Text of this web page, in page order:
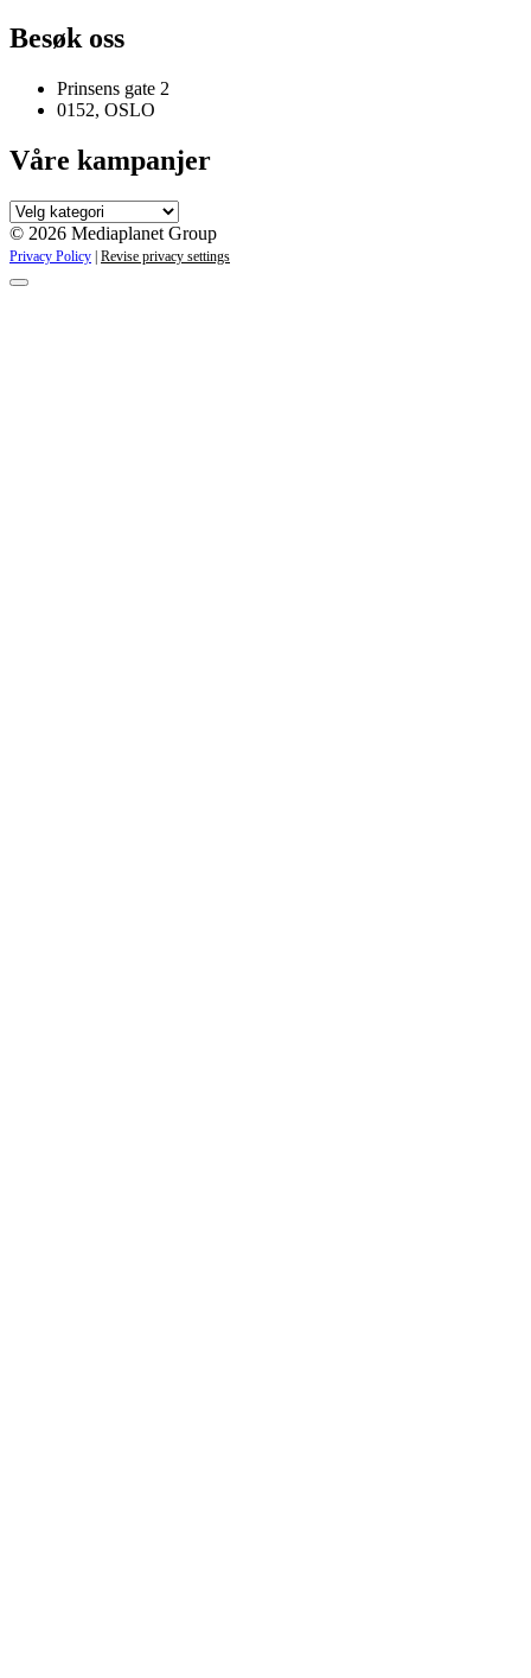
Besøk oss
Prinsens gate 2
0152, OSLO
Våre kampanjer
Våre
kampanjer
© 2026 Mediaplanet Group
Privacy Policy | Revise privacy settings